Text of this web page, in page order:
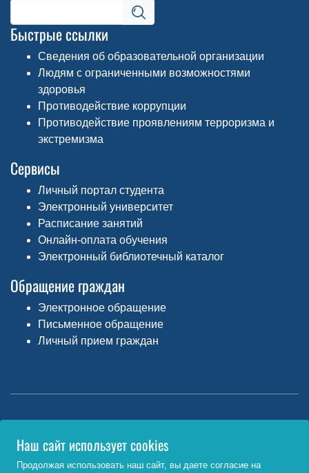
Быстрые ссылки
Сведения об образовательной организации
Людям с ограниченными возможностями
здоровья
Противодействие коррупции
Противодействие проявлениям терроризма и
экстремизма
Сервисы
Личный портал студента
Электронный университет
Расписание занятий
Онлайн-оплата обучения
Электронный библиотечный каталог
Обращение граждан
Электронное обращение
Письменное обращение
Личный прием граждан
Министерство науки и высшего образования РФ
http://www.minobrnauki.gov.ru/
Наш сайт использует cookies
Продолжая использовать наш сайт, вы даете согласие на